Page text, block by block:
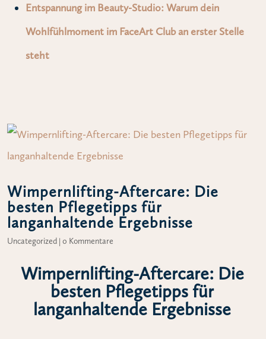
Entspannung im Beauty-Studio: Warum dein
Wohlfühlmoment im FaceArt Club an erster Stelle
steht
Wimpernlifting-Aftercare: Die
besten Pflegetipps für
langanhaltende Ergebnisse
Uncategorized | 0 Kommentare
Wimpernlifting-Aftercare: Die
besten Pflegetipps für
langanhaltende Ergebnisse